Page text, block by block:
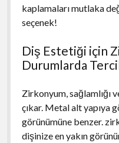
kaplamaları mutlaka
seçenek!
Diş Estetiği için
Durumlarda
Zirkonyum, sağlamlığı
çıkar. Metal alt yapıya
görünümüne benzer.
dişinize en yakın